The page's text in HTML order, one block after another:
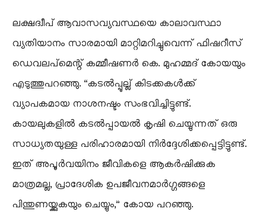
ലക്ഷദ്വീപ് ആവാസവ്യവസ്ഥയെ കാലാവസ്ഥാ
വ്യതിയാനം സാരമായി മാറ്റിമറിച്ചുവെന്ന് ഫിഷറീസ്
ഡെവലപ്‌മെന്റ് കമ്മീഷണർ കെ. മുഹമ്മദ് കോയയും
എടുത്തുപറഞ്ഞു. “കടൽപ്പുല്ല് കിടക്കകൾക്ക്
വ്യാപകമായ നാശനഷ്ടം സംഭവിച്ചിട്ടുണ്ട്.
കായലുകളിൽ കടൽപ്പായൽ കൃഷി ചെയ്യുന്നത് ഒരു
സാധ്യതയുള്ള പരിഹാരമായി നിർദ്ദേശിക്കപ്പെട്ടിട്ടുണ്ട്.
ഇത് അപൂർവയിനം ജീവികളെ ആകർഷിക്കുക
മാത്രമല്ല, പ്രാദേശിക ഉപജീവനമാർഗ്ഗങ്ങളെ
പിന്തുണയ്ക്കുകയും ചെയ്യും,” കോയ പറഞ്ഞു.